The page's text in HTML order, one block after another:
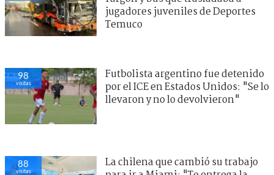
jugadores juveniles de Deportes
Temuco
98
visitas
Futbolista argentino fue detenido
por el ICE en Estados Unidos: "Se lo
llevaron y no lo devolvieron"
88
visitas
La chilena que cambió su trabajo